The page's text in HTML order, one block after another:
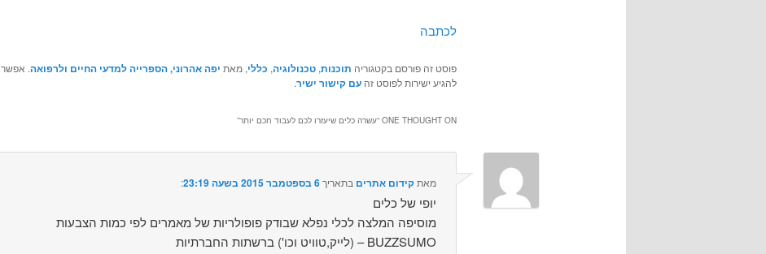
לכתבה
פוסט זה פורסם בקטגוריה תוכנות, טכנולוגיה, כללי, מאת יפה אהרוני, הספרייה למדעי החיים ולרפואה. אפשר
להגיע ישירות לפוסט זה עם קישור ישיר.
ONE THOUGHT ON “ עשרה כלים שיעזרו לכם לעבוד חכם יותר”
מאתקידום אתרים בתאריך6 בספטמבר 2015 בשעה 23:19 :‏
יופי של כלים
מוסיפה המלצה לכלי נפלא שבודק פופולריות של מאמרים לפי כמות הצבעות
(לייק,טוויט וכו') ברשתות החברתיות – BUZZSUMO